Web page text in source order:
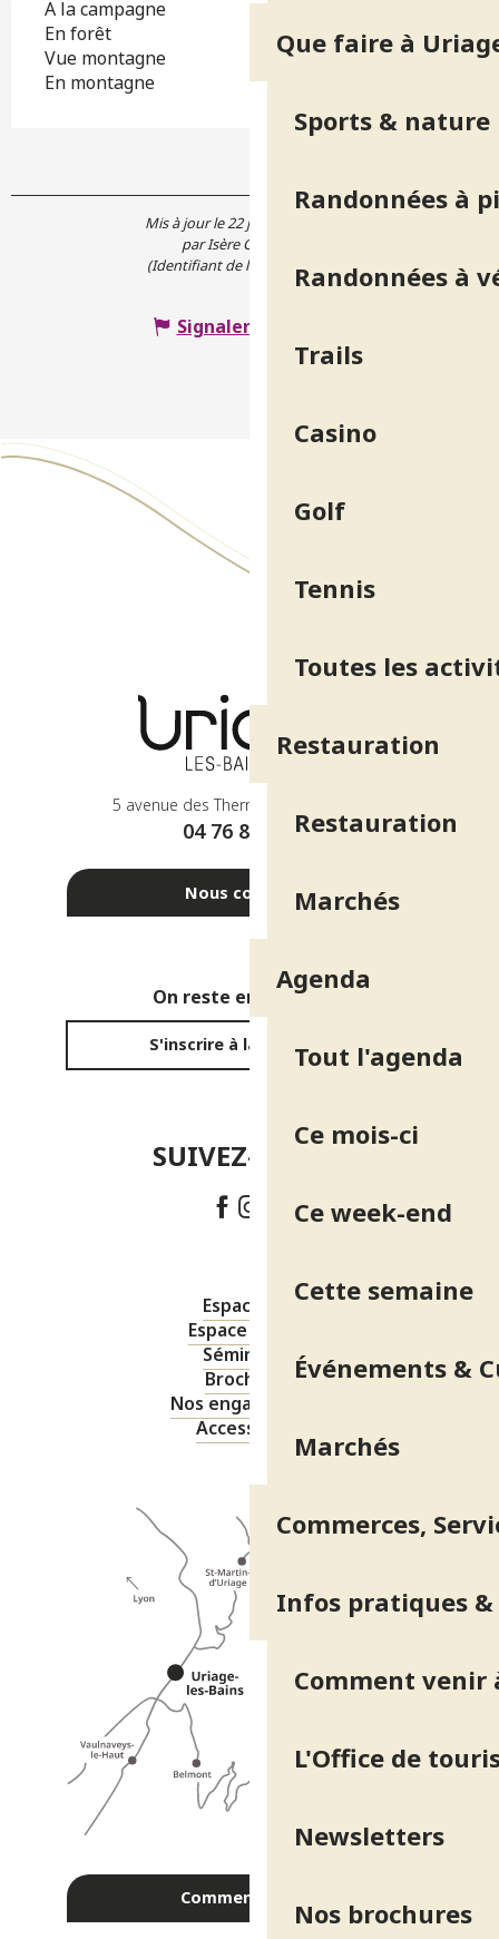
Que faire à
Sports & nature
Randonnées à
Randonnées à
Trails
Casino
Golf
Tennis
Toutes les
Restauration
Restauration
Marchés
Agenda
Tout l'agenda
Ce mois-ci
Ce week-end
Cette semaine
Événements &
Marchés
Commerces,
Infos pratiques &
Comment venir
L'Office de
Newsletters
Nos brochures
A la campagne
En forêt
Vue montagne
En montagne
Mis à jour le 22 juin 2021 à 11:55
par Isère Cheval Vert
(Identifiant de l'offre :
5841653
Signaler une erreur
5 avenue des Thermes - 38410 Uriage
04 76 89 10 27
Nous contacter
On reste en contact ?
S'inscrire à la newsletter
SUIVEZ-NOUS !
Espace pro
Espace presse
Séminaires
Brochures
Nos engagements
Accessibilité
Comment venir ?